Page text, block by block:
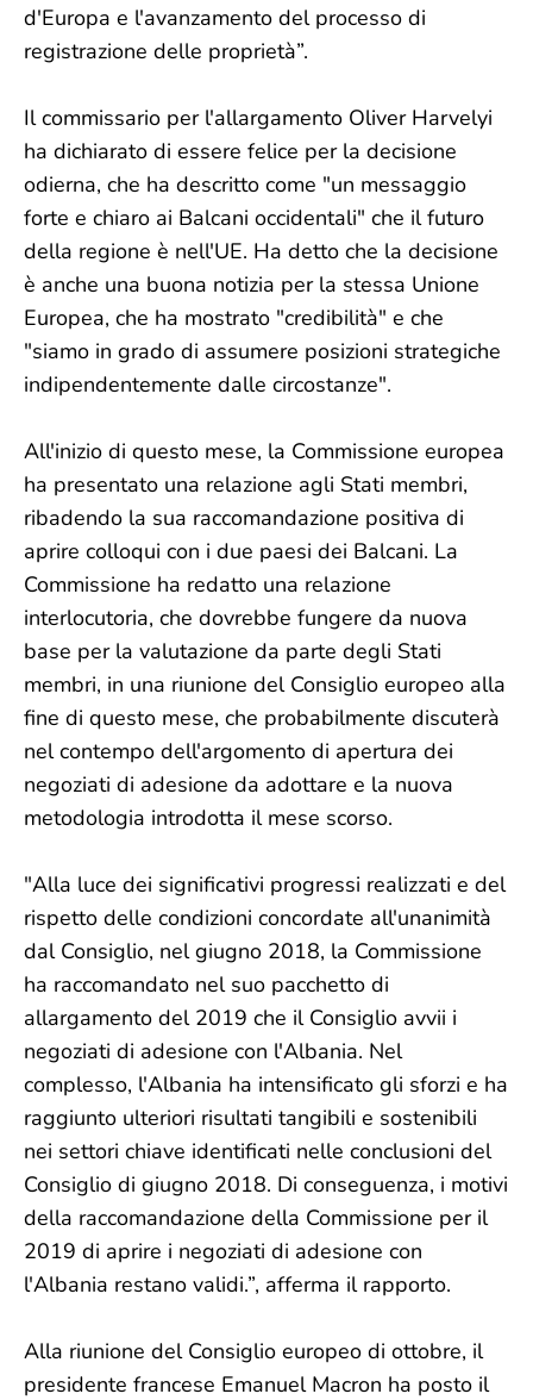
d'Europa e l'avanzamento del processo di
registrazione delle proprietà”.
Il commissario per l'allargamento Oliver Harvelyi
ha dichiarato di essere felice per la decisione
odierna, che ha descritto come "un messaggio
forte e chiaro ai Balcani occidentali" che il futuro
della regione è nell'UE. Ha detto che la decisione
è anche una buona notizia per la stessa Unione
Europea, che ha mostrato "credibilità" e che
"siamo in grado di assumere posizioni strategiche
indipendentemente dalle circostanze".
All'inizio di questo mese, la Commissione europea
ha presentato una relazione agli Stati membri,
ribadendo la sua raccomandazione positiva di
aprire colloqui con i due paesi dei Balcani. La
Commissione ha redatto una relazione
interlocutoria, che dovrebbe fungere da nuova
base per la valutazione da parte degli Stati
membri, in una riunione del Consiglio europeo alla
fine di questo mese, che probabilmente discuterà
nel contempo dell'argomento di apertura dei
negoziati di adesione da adottare e la nuova
metodologia introdotta il mese scorso.
"Alla luce dei significativi progressi realizzati e del
rispetto delle condizioni concordate all'unanimità
dal Consiglio, nel giugno 2018, la Commissione
ha raccomandato nel suo pacchetto di
allargamento del 2019 che il Consiglio avvii i
negoziati di adesione con l'Albania. Nel
complesso, l'Albania ha intensificato gli sforzi e ha
raggiunto ulteriori risultati tangibili e sostenibili
nei settori chiave identificati nelle conclusioni del
Consiglio di giugno 2018. Di conseguenza, i motivi
della raccomandazione della Commissione per il
2019 di aprire i negoziati di adesione con
l'Albania restano validi.”, afferma il rapporto.
Alla riunione del Consiglio europeo di ottobre, il
presidente francese Emanuel Macron ha posto il